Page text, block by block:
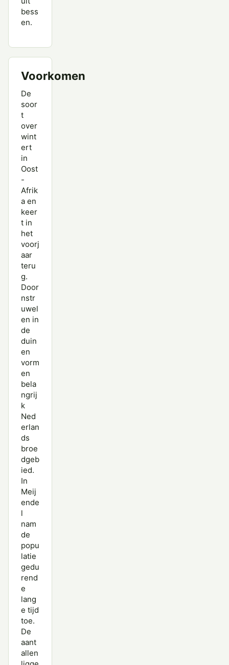
bess
en.
Voorkomen
De
soor
t
over
wint
ert
in
Oost
-
Afrik
a en
keer
t in
het
voorj
aar
teru
g.
Door
nstr
uwel
en in
de
duin
en
vorm
en
bela
ngrij
k
Ned
erlan
ds
broe
dgeb
ied.
In
Meij
ende
l
nam
de
popu
latie
gedu
rend
e
lang
e tijd
toe.
De
aant
allen